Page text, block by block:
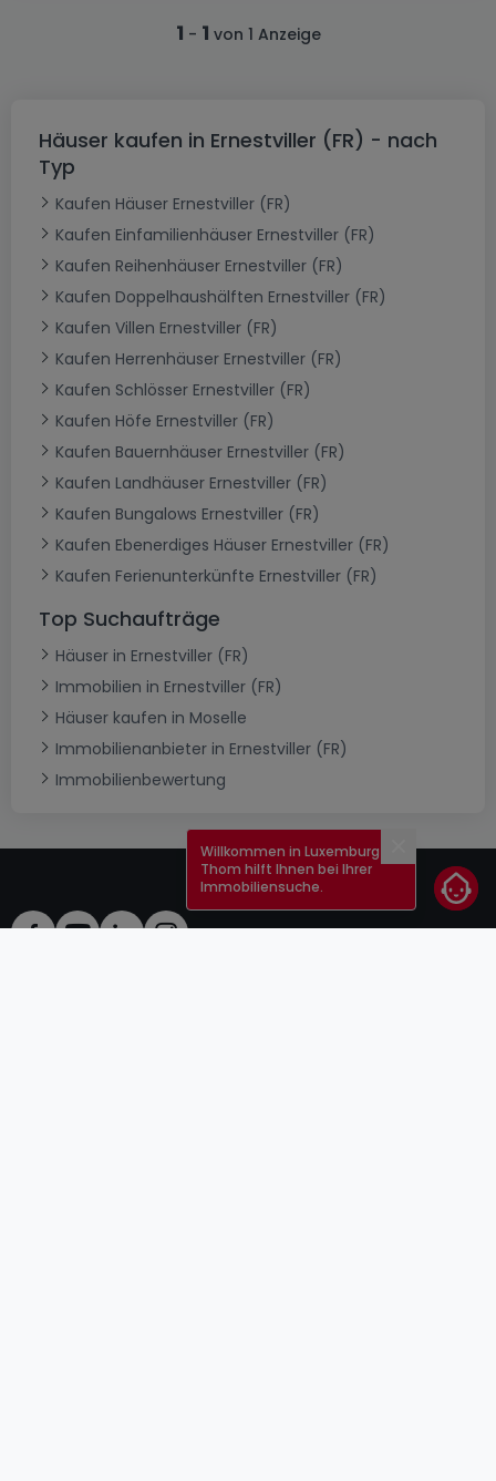
1 - 1 von 1 Anzeige
Häuser kaufen in Ernestviller (FR) - nach
Typ
Kaufen Häuser Ernestviller (FR)
Kaufen Einfamilienhäuser Ernestviller (FR)
Kaufen Reihenhäuser Ernestviller (FR)
Kaufen Doppelhaushälften Ernestviller (FR)
Kaufen Villen Ernestviller (FR)
Kaufen Herrenhäuser Ernestviller (FR)
Kaufen Schlösser Ernestviller (FR)
Kaufen Höfe Ernestviller (FR)
Kaufen Bauernhäuser Ernestviller (FR)
Kaufen Landhäuser Ernestviller (FR)
Kaufen Bungalows Ernestviller (FR)
Kaufen Ebenerdiges Häuser Ernestviller (FR)
Kaufen Ferienunterkünfte Ernestviller (FR)
Top Suchaufträge
Häuser in Ernestviller (FR)
Immobilien in Ernestviller (FR)
Häuser kaufen in Moselle
Immobilienanbieter in Ernestviller (FR)
Immobilienbewertung
Schließen
Willkommen in Luxemburg!
Thom hilft Ihnen bei Ihrer
Immobiliensuche.